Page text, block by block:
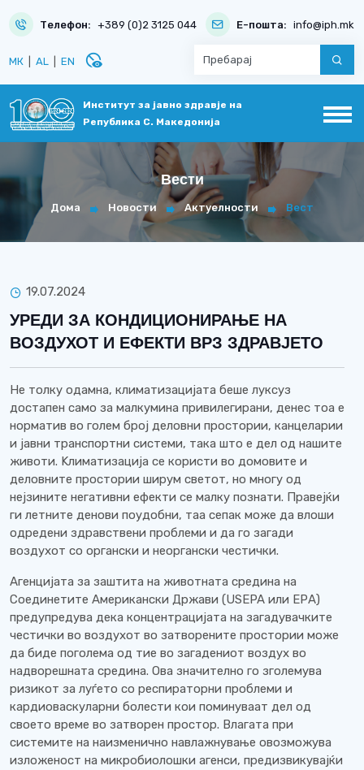
Телефон: +389 (0)2 3125 044 Е-пошта: info@iph.mk
МК AL EN disabled_visible
Институт за јавно здравје на
Република С. Македонија
Вести
Дома Новости Актуелности Вест
19.07.2024
УРЕДИ ЗА КОНДИЦИОНИРАЊЕ НА
ВОЗДУХОТ И ЕФЕКТИ ВРЗ ЗДРАВЈЕТО
Не толку одамна, климатизацијата беше луксуз
достапен само за малкумина привилегирани, денес тоа е
норматив во голем број деловни простории, канцеларии
и јавни транспортни системи, така што е дел од нашите
животи. Kлиматизација се користи во домовите и
деловните простории ширум светот, но многу од
нејзините негативни ефекти се малку познати. Правејќи
ги летните денови поудобни, таа сепак може да влоши
одредени здравствени проблеми и да го загади
воздухот со органски и неоргански честички.
Агенцијата за заштита на животната средина на
Соединетите Американски Држави (USEPA или ЕРА)
предупредува дека концентрацијата на загадувачките
честички во воздухот во затворените простории може
да биде поголема од тие во загадениот воздух во
надворешната средина. Ова значително го зголемува
ризикот за луѓето со респираторни проблеми и
кардиоваскуларни болести кои поминуваат дел од
своето време во затворен простор. Влагата при
системите на наизменично навлажнување овозможува
изложеност на микробиолошки агенси, предизвикувајќи